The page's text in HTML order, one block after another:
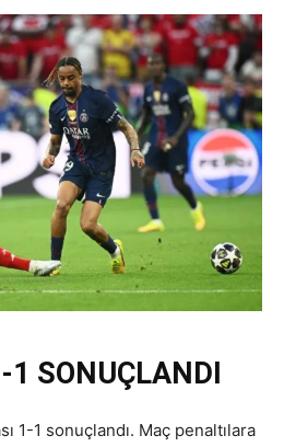
SONUÇLANDI
1-1 sonuçlandı. Maç penaltılara